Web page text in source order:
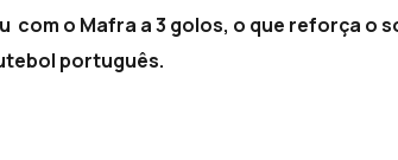
com o Mafra a 3 golos, o que reforça o
português.